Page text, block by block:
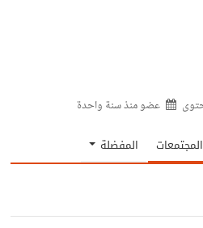
عضو منذسنة واحدة
المجتمعات المفضلة